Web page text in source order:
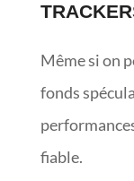
Même si on
fonds
fiable.